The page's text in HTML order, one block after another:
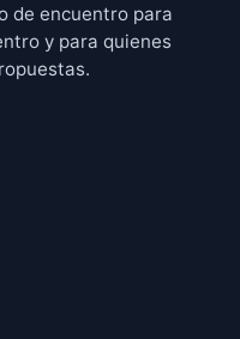
de encuentro para
y para quienes